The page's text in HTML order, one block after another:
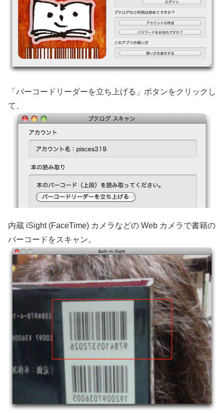
「バーコードリーダーを立ち上げる」ボタンをクリックし
て、
内蔵 iSight (FaceTime) カメラなどの Web カメラで書籍の
バーコードをスキャン。